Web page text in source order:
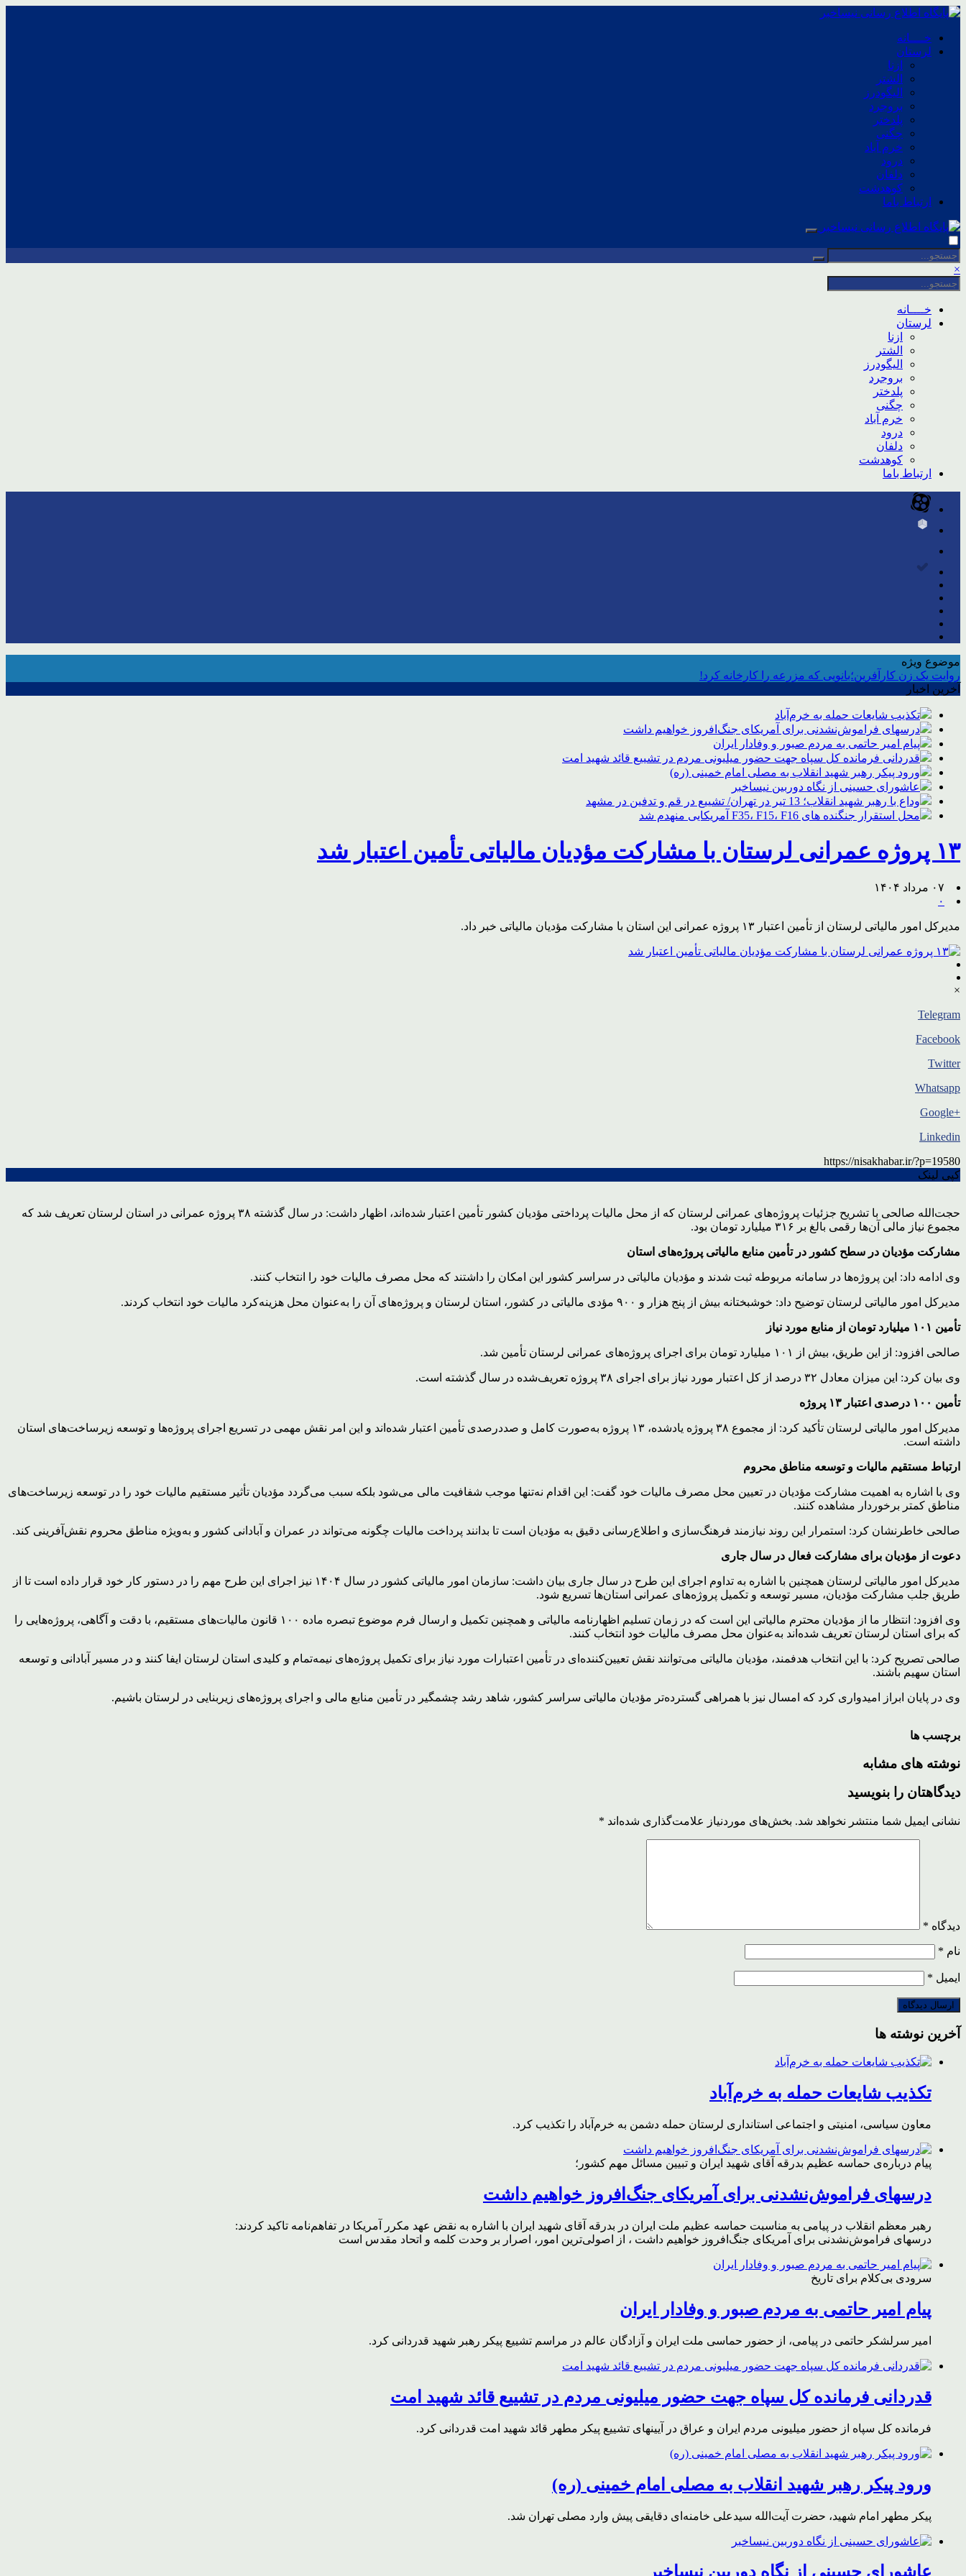
خــــانه
لرستان
ازنا
الشتر
الیگودرز
بروجرد
پلدختر
چگنی
خرم آباد
درود
دلفان
کوهدشت
ارتباط باما
×
خــــانه
لرستان
ازنا
الشتر
الیگودرز
بروجرد
پلدختر
چگنی
خرم آباد
درود
دلفان
کوهدشت
ارتباط باما
موضوع ویژه
روایت یک زن کارآفرین؛بانویی که مزرعه را کارخانه کرد!
آخرین اخبار
تکذیب شایعات حمله به خرم‌آباد
درسهای فراموش‌نشدنی برای آمریکای جنگ‌افروز خواهیم داشت
پیام امیر حاتمی به مردم صبور و وفادار ایران
قدردانی فرمانده کل سپاه جهت حضور میلیونی مردم در تشییع قائد شهید امت
ورود پیکر رهبر شهید انقلاب به مصلی امام خمینی (ره)
عاشورای حسینی از نگاه دوربین نیساخبر
وداع با رهبر شهید انقلاب؛ 13 تیر در تهران/ تشییع در قم و تدفین در مشهد
محل استقرار جنگنده های F35، F15، F16 آمریکایی منهدم شد
۱۳ پروژه عمرانی لرستان با مشارکت مؤدیان مالیاتی تأمین اعتبار شد
۰۷ مرداد ۱۴۰۴
۰
مدیرکل امور مالیاتی لرستان از تأمین اعتبار ۱۳ پروژه عمرانی این استان با مشارکت مؤدیان مالیاتی خبر داد.
×
Telegram
Facebook
Twitter
Whatsapp
+Google
Linkedin
https://nisakhabar.ir/?p=19580
کپی لینک
حجت‌الله صالحی با تشریح جزئیات پروژه‌های عمرانی لرستان که از محل مالیات پرداختی مؤدیان کشور تأمین اعتبار شده‌اند، اظهار داشت: در سال گذشته ۳۸ پروژه عمرانی در استان لرستان تعریف شد که
مجموع نیاز مالی آن‌ها رقمی بالغ بر ۳۱۶ میلیارد تومان بود.
مشارکت مؤدیان در سطح کشور در تأمین منابع مالیاتی پروژه‌های استان
وی ادامه داد: این پروژه‌ها در سامانه مربوطه ثبت شدند و مؤدیان مالیاتی در سراسر کشور این امکان را داشتند که محل مصرف مالیات خود را انتخاب کنند.
مدیرکل امور مالیاتی لرستان توضیح داد: خوشبختانه بیش از پنج هزار و ۹۰۰ مؤدی مالیاتی در کشور، استان لرستان و پروژه‌های آن را به‌عنوان محل هزینه‌کرد مالیات خود انتخاب کردند.
تأمین ۱۰۱ میلیارد تومان از منابع مورد نیاز
صالحی افزود: از این طریق، بیش از ۱۰۱ میلیارد تومان برای اجرای پروژه‌های عمرانی لرستان تأمین شد.
وی بیان کرد: این میزان معادل ۳۲ درصد از کل اعتبار مورد نیاز برای اجرای ۳۸ پروژه تعریف‌شده در سال گذشته است.
تأمین ۱۰۰ درصدی اعتبار ۱۳ پروژه
مدیرکل امور مالیاتی لرستان تأکید کرد: از مجموع ۳۸ پروژه یادشده، ۱۳ پروژه به‌صورت کامل و صددرصدی تأمین اعتبار شده‌اند و این امر نقش مهمی در تسریع اجرای پروژه‌ها و توسعه زیرساخت‌های استان
داشته است.
ارتباط مستقیم مالیات و توسعه مناطق محروم
وی با اشاره به اهمیت مشارکت مؤدیان در تعیین محل مصرف مالیات خود گفت: این اقدام نه‌تنها موجب شفافیت مالی می‌شود بلکه سبب می‌گردد مؤدیان تأثیر مستقیم مالیات خود را در توسعه زیرساخت‌های
مناطق کمتر برخوردار مشاهده کنند.
صالحی خاطرنشان کرد: استمرار این روند نیازمند فرهنگ‌سازی و اطلاع‌رسانی دقیق به مؤدیان است تا بدانند پرداخت مالیات چگونه می‌تواند در عمران و آبادانی کشور و به‌ویژه مناطق محروم نقش‌آفرینی کند.
دعوت از مؤدیان برای مشارکت فعال در سال جاری
مدیرکل امور مالیاتی لرستان همچنین با اشاره به تداوم اجرای این طرح در سال جاری بیان داشت: سازمان امور مالیاتی کشور در سال ۱۴۰۴ نیز اجرای این طرح مهم را در دستور کار خود قرار داده است تا از
طریق جلب مشارکت مؤدیان، مسیر توسعه و تکمیل پروژه‌های عمرانی استان‌ها تسریع شود.
وی افزود: انتظار ما از مؤدیان محترم مالیاتی این است که در زمان تسلیم اظهارنامه مالیاتی و همچنین تکمیل و ارسال فرم موضوع تبصره ماده ۱۰۰ قانون مالیات‌های مستقیم، با دقت و آگاهی، پروژه‌هایی را
که برای استان لرستان تعریف شده‌اند به‌عنوان محل مصرف مالیات خود انتخاب کنند.
صالحی تصریح کرد: با این انتخاب هدفمند، مؤدیان مالیاتی می‌توانند نقش تعیین‌کننده‌ای در تأمین اعتبارات مورد نیاز برای تکمیل پروژه‌های نیمه‌تمام و کلیدی استان لرستان ایفا کنند و در مسیر آبادانی و توسعه
استان سهیم باشند.
وی در پایان ابراز امیدواری کرد که امسال نیز با همراهی گسترده‌تر مؤدیان مالیاتی سراسر کشور، شاهد رشد چشمگیر در تأمین منابع مالی و اجرای پروژه‌های زیربنایی در لرستان باشیم.
برچسب ها
نوشته های مشابه
دیدگاهتان را بنویسید
نشانی ایمیل شما منتشر نخواهد شد. بخش‌های موردنیاز علامت‌گذاری شده‌اند *
دیدگاه *
نام *
ایمیل *
آخرین نوشته ها
تکذیب شایعات حمله به خرم‌آباد
معاون سیاسی، امنیتی و اجتماعی استانداری لرستان حمله دشمن به خرم‌آباد را تکذیب کرد.
پیام درباره‌ی حماسه عظیم بدرقه آقای شهید ایران و تبیین مسائل مهم کشور؛
درسهای فراموش‌نشدنی برای آمریکای جنگ‌افروز خواهیم داشت
رهبر معظم انقلاب در پیامی به مناسبت حماسه عظیم ملت ایران در بدرقه آقای شهید ایران با اشاره به نقض عهد مکرر آمریکا در تفاهم‌نامه تاکید کردند:
درسهای فراموش‌نشدنی برای آمریکای جنگ‌افروز خواهیم داشت ، از اصولی‌ترین امور، اصرار بر وحدت کلمه و اتحاد مقدس است
سرودی بی‌کلام برای تاریخ
پیام امیر حاتمی به مردم صبور و وفادار ایران
امیر سرلشکر حاتمی در پیامی، از حضور حماسی ملت ایران و آزادگان عالم در مراسم تشییع پیکر رهبر شهید قدردانی کرد.
قدردانی فرمانده کل سپاه جهت حضور میلیونی مردم در تشییع قائد شهید امت
فرمانده کل سپاه از حضور میلیونی مردم ایران و عراق در آیینهای تشییع پیکر مطهر قائد شهید امت قدردانی کرد.
ورود پیکر رهبر شهید انقلاب به مصلی امام خمینی (ره)
پیکر مطهر امام شهید،‌ حضرت آیت‌الله سیدعلی خامنه‌ای دقایقی پیش وارد مصلی تهران شد.
عاشورای حسینی از نگاه دوربین نیساخبر